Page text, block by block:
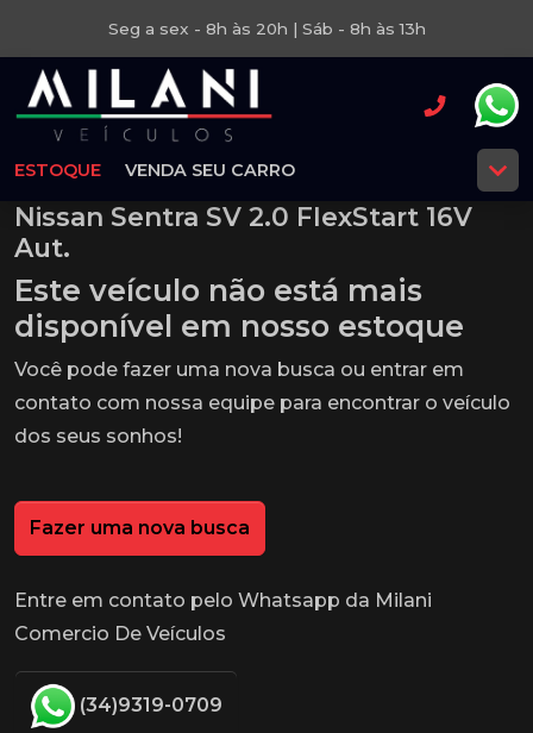
Seg a sex - 8h às 20h | Sáb - 8h às 13h
ESTOQUE VENDA SEU CARRO
Nissan Sentra SV 2.0 FlexStart 16V
Aut.
Este veículo não está mais
disponível em nosso estoque
Você pode fazer uma nova busca ou entrar em
contato com nossa equipe para encontrar o veículo
dos seus sonhos!
Fazer uma nova busca
Entre em contato pelo Whatsapp da Milani
Comercio De Veículos
(34)9319-0709